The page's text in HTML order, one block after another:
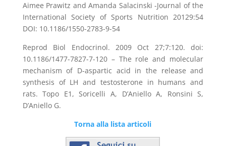
Aimee Prawitz and Amanda Salacinski -Journal of the
International Society of Sports Nutrition 20129:54
DOI: 10.1186/1550-2783-9-54
Reprod Biol Endocrinol. 2009 Oct 27;7:120. doi:
10.1186/1477-7827-7-120 – The role and molecular
mechanism of D-aspartic acid in the release and
synthesis of LH and testosterone in humans and
rats. Topo E1, Soricelli A, D’Aniello A, Ronsini S,
D’Aniello G.
Torna alla lista articoli